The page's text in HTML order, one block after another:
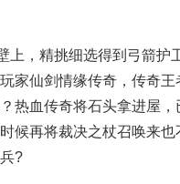
，精挑细选得到弓箭护
家仙剑情缘传奇，传奇
热血传奇将石头拿进屋
候再将裁决之杖召唤来
?